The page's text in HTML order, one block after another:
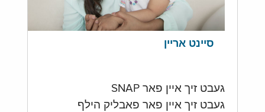
סיינט אריין
געבט זיך איין פאר SNAP
געבט זיך איין פאר פאבליק הילף